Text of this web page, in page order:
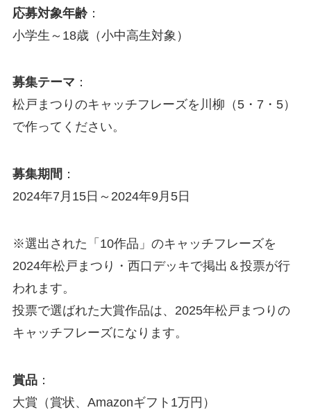
応募対象年齢：
小学生～18歳（小中高生対象）
募集テーマ ：
松戸まつりのキャッチフレーズを川柳（5・7・5）
で作ってください。
募集期間 ：
2024年7月15日～2024年9月5日
※選出された「10作品」のキャッチフレーズを
2024年松戸まつり・西口デッキで掲出＆投票が行
われます。
投票で選ばれた大賞作品は、2025年松戸まつりの
キャッチフレーズになります。
賞品：
大賞（賞状、Amazonギフト1万円）